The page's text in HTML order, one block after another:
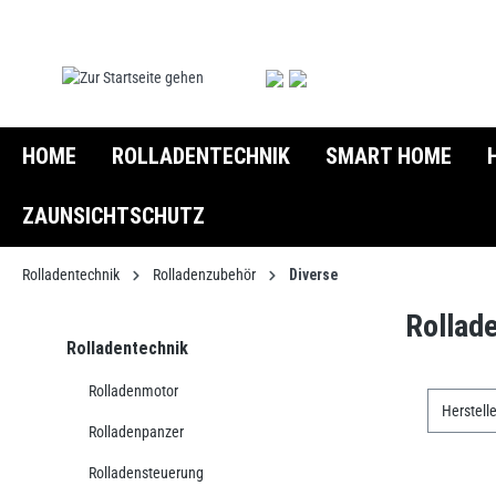
HOME ROLLADENTECHNIK SMART HOME
ZAUNSICHTSCHUTZ
Rolladentechnik Rolladenzubehör Diverse
Rolladentechnik
Rolladenmotor
Rolladenpanzer
Rolladensteuerung